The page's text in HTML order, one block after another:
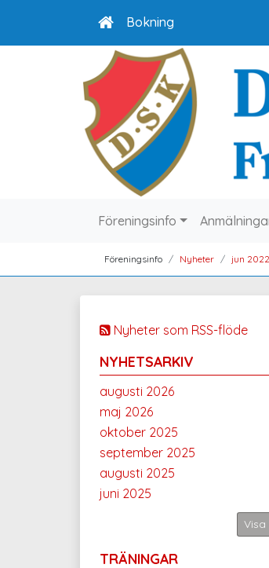
Bokning
Föreningsinfo
Föreningsinfo Nyheter jun 2022
Nyheter som RSS-flöde
NYHETSARKIV
augusti 2026
maj 2026
oktober 2025
september 2025
augusti 2025
juni 2025
Visa
TRÄNINGAR